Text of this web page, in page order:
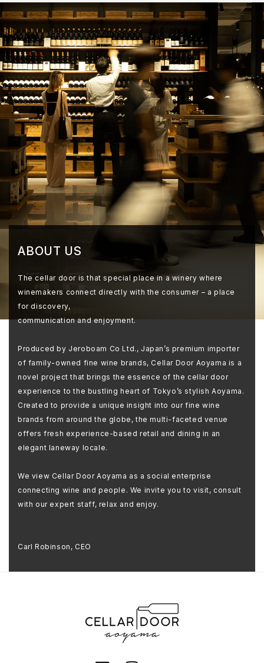
ABOUT US
The cellar door is that special place in a winery where
winemakers connect directly with the consumer – a place
for discovery,
communication and enjoyment.
Produced by Jeroboam Co Ltd., Japan’s premium importer
of family-owned fine wine brands, Cellar Door Aoyama is a
novel project that brings the essence of the cellar door
experience to the bustling heart of Tokyo’s stylish Aoyama.
Created to provide a unique insight into our fine wine
brands from around the globe, the multi-faceted venue
offers fresh experience-based retail and dining in an
elegant laneway locale.
We view Cellar Door Aoyama as a social enterprise
connecting wine and people. We invite you to visit, consult
with our expert staff, relax and enjoy.
Carl Robinson, CEO